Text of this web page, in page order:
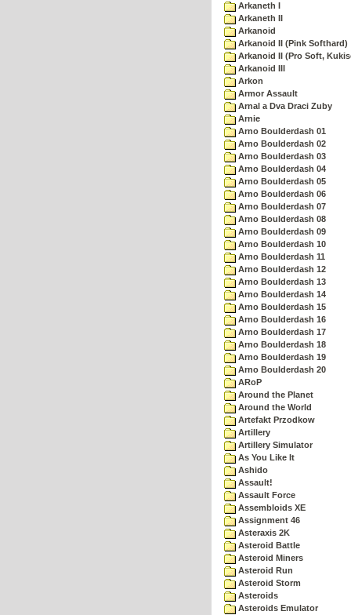
Arkaneth I
Arkaneth II
Arkanoid
Arkanoid II (Pink Softhard)
Arkanoid II (Pro Soft,
Arkanoid III
Arkon
Armor Assault
Arnal a Dva Draci Zuby
Arnie
Arno Boulderdash 01
Arno Boulderdash 02
Arno Boulderdash 03
Arno Boulderdash 04
Arno Boulderdash 05
Arno Boulderdash 06
Arno Boulderdash 07
Arno Boulderdash 08
Arno Boulderdash 09
Arno Boulderdash 10
Arno Boulderdash 11
Arno Boulderdash 12
Arno Boulderdash 13
Arno Boulderdash 14
Arno Boulderdash 15
Arno Boulderdash 16
Arno Boulderdash 17
Arno Boulderdash 18
Arno Boulderdash 19
Arno Boulderdash 20
ARoP
Around the Planet
Around the World
Artefakt Przodkow
Artillery
Artillery Simulator
As You Like It
Ashido
Assault!
Assault Force
Assembloids XE
Assignment 46
Asteraxis 2K
Asteroid Battle
Asteroid Miners
Asteroid Run
Asteroid Storm
Asteroids
Asteroids Emulator